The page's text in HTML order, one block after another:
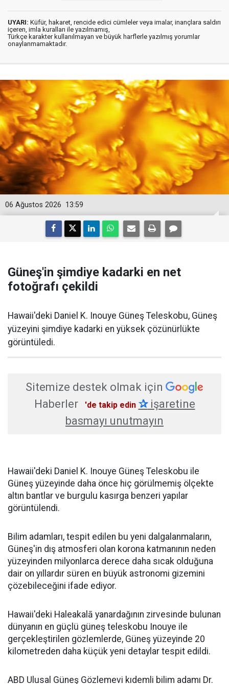
UYARI: Küfür, hakaret, rencide edici cümleler veya imalar, inançlara saldırı
içeren, imla kuralları ile yazılmamış,
Türkçe karakter kullanılmayan ve büyük harflerle yazılmış yorumlar
onaylanmamaktadır.
13:59
06 Ağustos 2026
Güneş'in şimdiye kadarki en net
fotoğrafı çekildi
Hawaii'deki Daniel K. Inouye Güneş Teleskobu, Güneş
yüzeyini şimdiye kadarki en yüksek çözünürlükte
görüntüledi.
Sitemize destek olmak için
Haberler
'de takip edin ✰işaretine
basmayı unutmayın
Hawaii'deki Daniel K. Inouye Güneş Teleskobu ile
Güneş yüzeyinde daha önce hiç görülmemiş ölçekte
altın bantlar ve burgulu kasırga benzeri yapılar
görüntülendi.
Bilim adamları, tespit edilen bu yeni dalgalanmaların,
Güneş'in dış atmosferi olan korona katmanının neden
yüzeyinden milyonlarca derece daha sıcak olduğuna
dair on yıllardır süren en büyük astronomi gizemini
çözebileceğini ifade ediyor.
Hawaii'deki Haleakalā yanardağının zirvesinde bulunan
dünyanın en güçlü güneş teleskobu Inouye ile
gerçekleştirilen gözlemlerde, Güneş yüzeyinde 20
kilometreden daha küçük yeni detaylar tespit edildi.
ABD Ulusal Güneş Gözlemevi kıdemli bilim adamı Dr.